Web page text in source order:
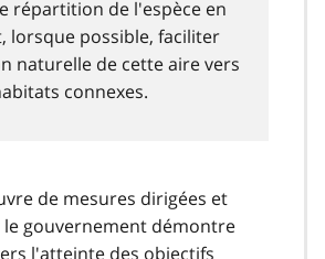
répartition de l'espèce en
lorsque possible, faciliter
naturelle de cette aire vers
connexes.
de mesures dirigées et
le gouvernement démontre
l'atteinte des objectifs